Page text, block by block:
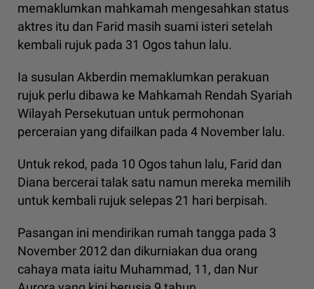
memaklumkan mahkamah mengesahkan status
aktres itu dan Farid masih suami isteri setelah
kembali rujuk pada 31 Ogos tahun lalu.
Ia susulan Akberdin memaklumkan perakuan
rujuk perlu dibawa ke Mahkamah Rendah Syariah
Wilayah Persekutuan untuk permohonan
perceraian yang difailkan pada 4 November lalu.
Untuk rekod, pada 10 Ogos tahun lalu, Farid dan
Diana bercerai talak satu namun mereka memilih
untuk kembali rujuk selepas 21 hari berpisah.
Pasangan ini mendirikan rumah tangga pada 3
November 2012 dan dikurniakan dua orang
cahaya mata iaitu Muhammad, 11, dan Nur